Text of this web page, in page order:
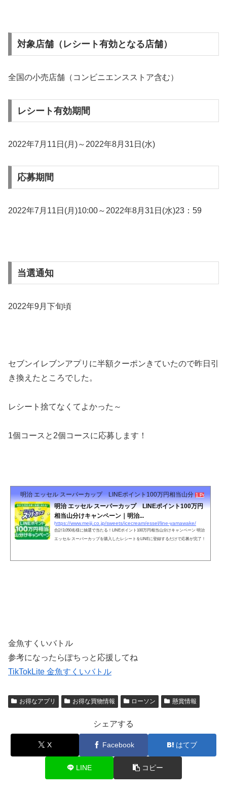
対象店舗（レシート有効となる店舗）
全国の小売店舗（コンビニエンスストア含む）
レシート有効期間
2022年7月11日(月)～2022年8月31日(水)
応募期間
2022年7月11日(月)10:00～2022年8月31日(水)23：59
当選通知
2022年9月下旬頃
セブンイレブンアプリに半額クーポンきていたので昨日引
き換えたところでした。
レシート捨てなくてよかった～
1個コースと2個コースに応募します！
明治 エッセル スーパーカップ LINEポイント100万円相当山分けキャン
1 Pocket
明治 エッセル スーパーカップ LINEポイント100万円
相当山分けキャンペーン｜明治...
https://www.meiji.co.jp/sweets/icecream/essel/line-yamawake/
合計3,050名様に抽選で当たる！LINEポイント100万円相当山分けキャンペーン 明治
エッセル スーパーカップを購入したレシートをLINEに登録するだけで応募が完了！
金魚すくいバトル
参考になったらぽちっと応援してね
TikTokLite 金魚すくいバトル
お得なアプリ お得な買物情報 ローソン 懸賞情報
シェアする
X Facebook はてブ
LINE コピー